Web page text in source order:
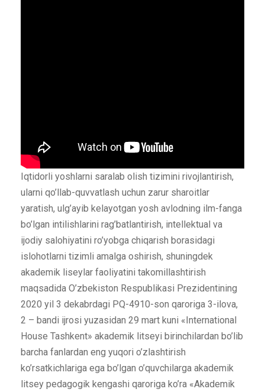
Iqtidorli yoshlarni saralab olish tizimini rivojlantirish,
ularni qo’llab-quvvatlash uchun zarur sharoitlar
yaratish, ulg’ayib kelayotgan yosh avlodning ilm-fanga
bo’lgan intilishlarini rag’batlantirish, intellektual va
ijodiy salohiyatini ro’yobga chiqarish borasidagi
islohotlarni tizimli amalga oshirish, shuningdek
akademik liseylar faoliyatini takomillashtirish
maqsadida O’zbekiston Respublikasi Prezidentining
2020 yil 3 dekabrdagi PQ-4910-son qaroriga 3-ilova,
2 – bandi ijrosi yuzasidan 29 mart kuni «International
House Tashkent» akademik litseyi birinchilardan bo’lib
barcha fanlardan eng yuqori o’zlashtirish
ko’rsatkichlariga ega bo’lgan o’quvchilarga akademik
litsey pedagogik kengashi qaroriga ko’ra «Akademik